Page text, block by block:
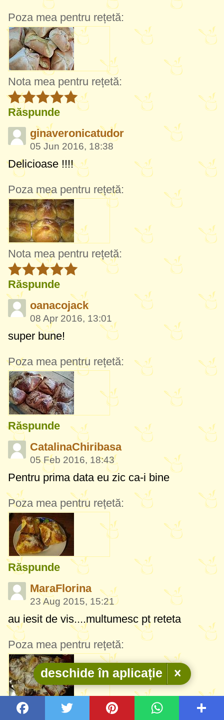
Poza mea pentru rețetă:
Nota mea pentru rețetă:
Răspunde
ginaveronicatudor
05 Jun 2016, 18:38
Delicioase !!!!
Poza mea pentru rețetă:
Nota mea pentru rețetă:
Răspunde
oanacojack
08 Apr 2016, 13:01
super bune!
Poza mea pentru rețetă:
Răspunde
CatalinaChiribasa
05 Feb 2016, 18:43
Pentru prima data eu zic ca-i bine
Poza mea pentru rețetă:
Răspunde
MaraFlorina
23 Aug 2015, 15:21
au iesit de vis....multumesc pt reteta
Poza mea pentru rețetă:
Răspunde
deschide în aplicație